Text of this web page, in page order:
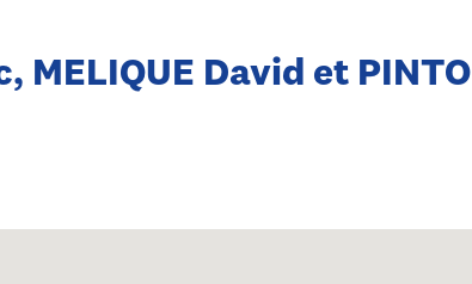
MELIQUE David et PINTO